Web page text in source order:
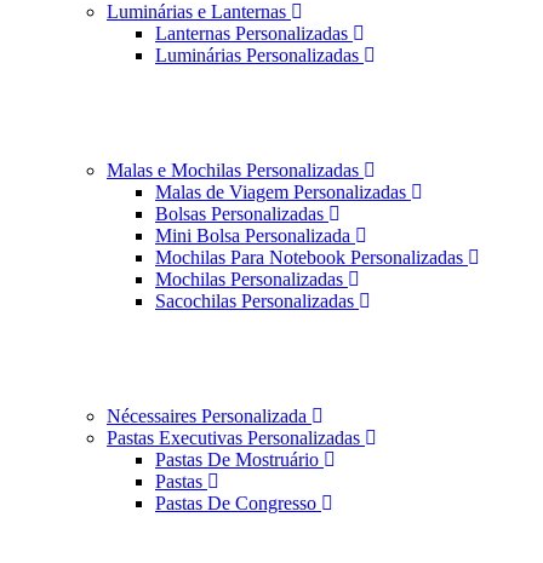
Luminárias e Lanternas
Lanternas Personalizadas
Luminárias Personalizadas
Malas e Mochilas Personalizadas
Malas de Viagem Personalizadas
Bolsas Personalizadas
Mini Bolsa Personalizada
Mochilas Para Notebook Personalizadas
Mochilas Personalizadas
Sacochilas Personalizadas
Nécessaires Personalizada
Pastas Executivas Personalizadas
Pastas De Mostruário
Pastas
Pastas De Congresso